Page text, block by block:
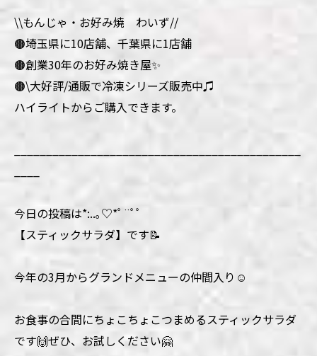
\\もんじゃ・お好み焼 わいず//
🟤埼玉県に10店舗、千葉県に1店舗
🟤創業30年のお好み焼き屋✨
🟤\大好評/通販で冷凍シリーズ販売中♫
ハイライトからご購入できます。
今日の投稿は*:..｡♡*ﾟ¨ﾟﾟ
【スティックサラダ】です📝
今年の3月からグランドメニューの仲間入り☺️
お食事の合間にちょこちょこつまめるスティックサラダ
です🙌ぜひ、お試しください🤗